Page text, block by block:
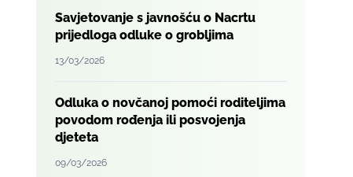
Savjetovanje s javnošću o Nacrtu
prijedloga odluke o grobljima
13/03/2026
Odluka o novčanoj pomoći roditeljima
povodom rođenja ili posvojenja
djeteta
09/03/2026